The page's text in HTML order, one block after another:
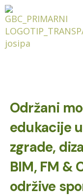
Održani
edukacije
zgrade,
BIM, FM &
održive